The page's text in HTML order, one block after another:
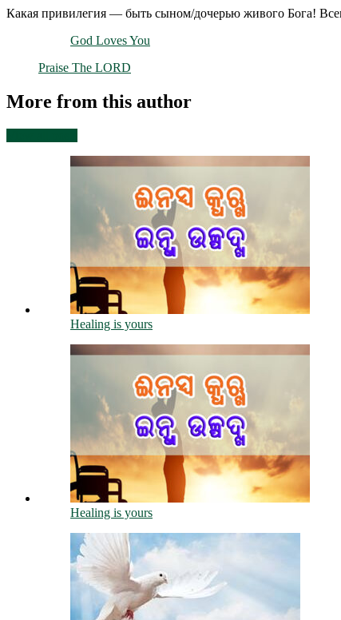
Какая привилегия — быть сыном/дочерью живого Бога!
God Loves You
Praise The LORD
More from this author
Healing is yours
Healing is yours